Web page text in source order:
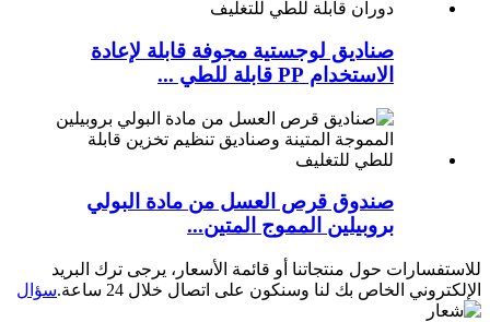
صناديق لوجستية مجوفة قابلة لإعادة
الاستخدام PP قابلة للطي ...
صندوق قرص العسل من مادة البولي
بروبيلين المموج المتين...
للاستفسارات حول منتجاتنا أو قائمة الأسعار، يرجى ترك البريد
الإلكتروني الخاص بك لنا وسنكون على اتصال خلال 24 ساعة.
سؤال